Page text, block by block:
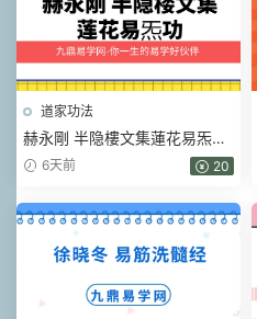
道家功法
赫永剛 半隐樓文集蓮花易炁功
6冊加錄音電子版pdf
6天前 20